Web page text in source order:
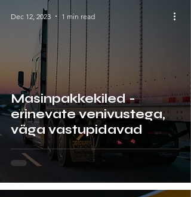
Masinpakkekiled -
erinevate venivustega,
väga vastupidavad
Dec 12, 2023 1 min read